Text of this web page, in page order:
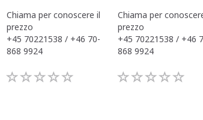
Chiama per conoscere il
prezzo
+45 70221538 / +46 70-
868 9924
Chiama per
prezzo
+45 70221538 / +46
868 9924